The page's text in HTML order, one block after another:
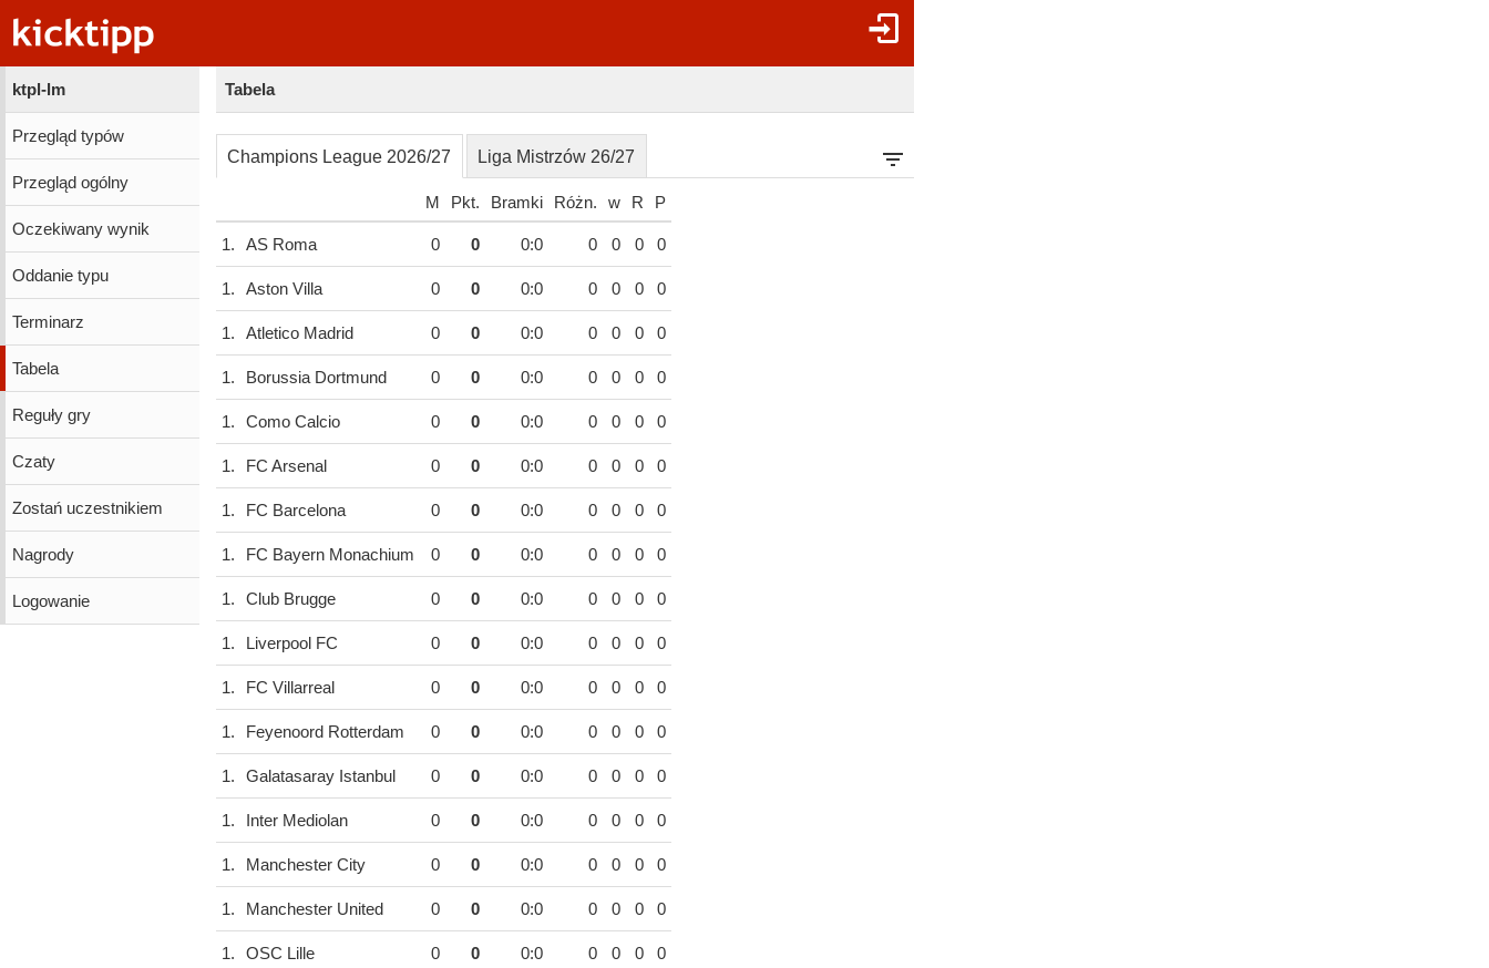
ktpl-lm
Przegląd typów
Przegląd ogólny
Oczekiwany wynik
Oddanie typu
Terminarz
Tabela
Reguły gry
Czaty
Zostań uczestnikiem
Nagrody
Logowanie
Tabela
Champions League 2026/27 Liga Mistrzów 26/27
M Pkt. Bramki Różn. w R P
1. AS Roma 0 0 0:0 0 0 0 0
1. Aston Villa 0 0 0:0 0 0 0 0
1. Atletico Madrid 0 0 0:0 0 0 0 0
1. Borussia Dortmund 0 0 0:0 0 0 0 0
1. Como Calcio 0 0 0:0 0 0 0 0
1. FC Arsenal 0 0 0:0 0 0 0 0
1. FC Barcelona 0 0 0:0 0 0 0 0
1. FC Bayern Monachium 0 0 0:0 0 0 0 0
1. Club Brugge 0 0 0:0 0 0 0 0
1. Liverpool FC 0 0 0:0 0 0 0 0
1. FC Villarreal 0 0 0:0 0 0 0 0
1. Feyenoord Rotterdam 0 0 0:0 0 0 0 0
1. Galatasaray Istanbul 0 0 0:0 0 0 0 0
1. Inter Mediolan 0 0 0:0 0 0 0 0
1. Manchester City 0 0 0:0 0 0 0 0
1. Manchester United 0 0 0:0 0 0 0 0
1. OSC Lille 0 0 0:0 0 0 0 0